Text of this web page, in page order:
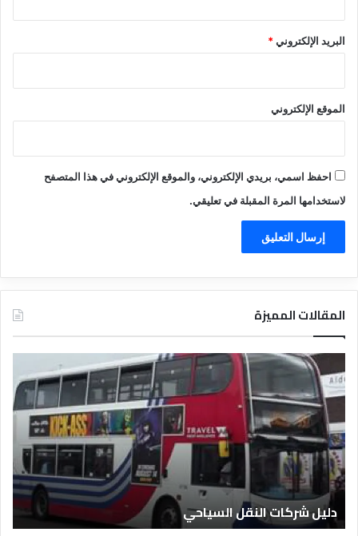
البريد الإلكتروني*
الموقع الإلكتروني
احفظ اسمي، بريدي الإلكتروني، والموقع الإلكتروني في هذا المتصفح
لاستخدامها المرة المقبلة في تعليقي.
المقالات المميزة
ل
ي
ل
ا
ل
ف
ن
ا
د
ق
دليل الفنادق المصرية